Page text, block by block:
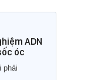
ADN
óc
phải